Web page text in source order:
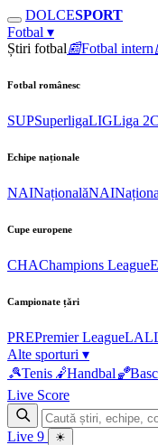
DOLCESPORT
Fotbal ▾
Știri fotbal📰Fotbal intern
Fotbal românesc
SUPSuperligaLIGLiga 2
Echipe naționale
NAINaționalăNAI
Cupe europene
CHAChampions League
Campionate țări
PREPremier LeagueLAL
Alte sporturi ▾
🎾Tenis 🤾Handbal🏀
Live Score
Live 9 ☀